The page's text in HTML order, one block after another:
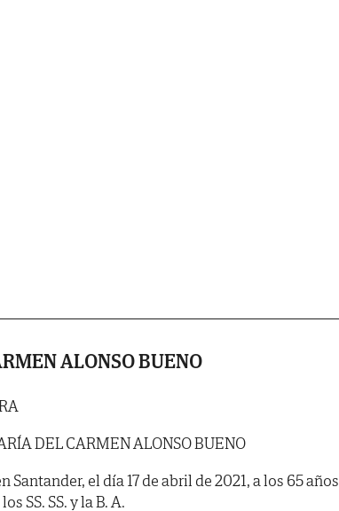
ALONSO BUENO
DEL CARMEN ALONSO BUENO
Santander, el día 17 de abril de 2021, a los 65 años
SS. SS. y la B. A.